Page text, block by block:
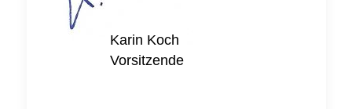
Karin Koch
Vorsitzende